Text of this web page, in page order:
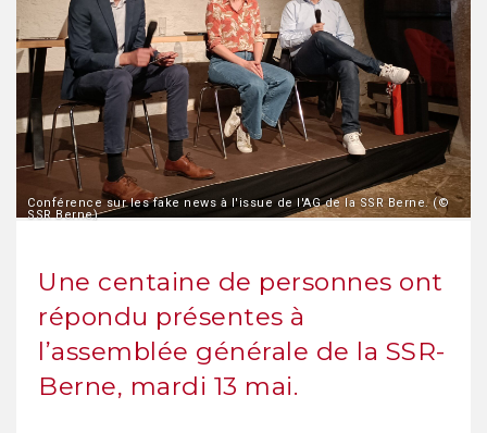
Conférence sur les fake news à l'issue de l'AG de la SSR Berne. (©
SSR Berne)
Une centaine de personnes ont
répondu présentes à
l’assemblée générale de la SSR-
Berne, mardi 13 mai.